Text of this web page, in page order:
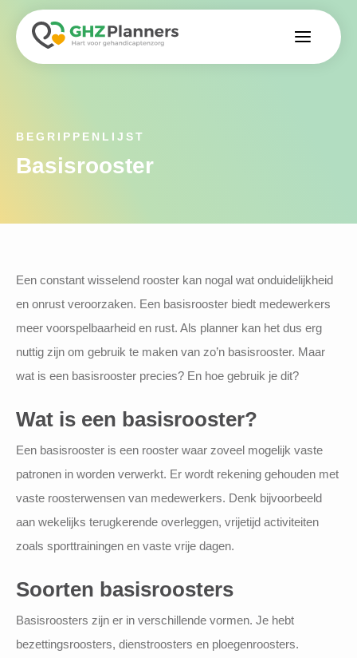
BEGRIPPENLIJST
Basisrooster
Een constant wisselend rooster kan nogal wat onduidelijkheid
en onrust veroorzaken. Een basisrooster biedt medewerkers
meer voorspelbaarheid en rust. Als planner kan het dus erg
nuttig zijn om gebruik te maken van zo’n basisrooster. Maar
wat is een basisrooster precies? En hoe gebruik je dit?
Wat is een basisrooster?
Een basisrooster is een rooster waar zoveel mogelijk vaste
patronen in worden verwerkt. Er wordt rekening gehouden met
vaste roosterwensen van medewerkers. Denk bijvoorbeeld
aan wekelijks terugkerende overleggen, vrijetijd activiteiten
zoals sporttrainingen en vaste vrije dagen.
Soorten basisroosters
Basisroosters zijn er in verschillende vormen. Je hebt
bezettingsroosters, dienstroosters en ploegenroosters.